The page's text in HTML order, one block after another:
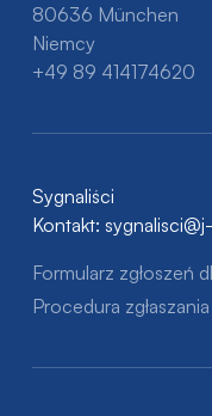
80636 München
Niemcy
+49 89 414174620
Sygnaliści
Kontakt:
Formularz zgłoszeń
Procedura